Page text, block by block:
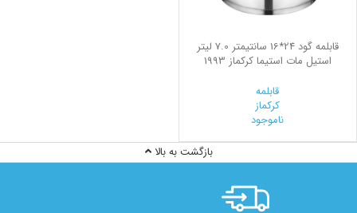
قابلمه گود 24*16 سانتیمتر 7.0 لیتر
استیل مات استیما کرکماز 1993
قابلمه
کرکماز
ناموجود
بازگشت به بالا